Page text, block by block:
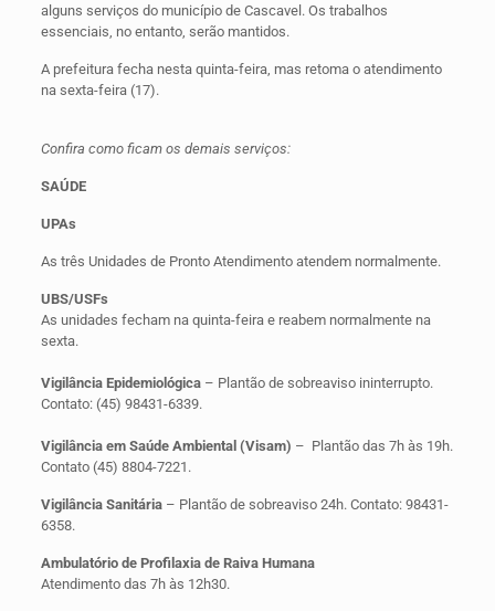
alguns serviços do município de Cascavel. Os trabalhos
essenciais, no entanto, serão mantidos.
A prefeitura fecha nesta quinta-feira, mas retoma o atendimento
na sexta-feira (17).
Confira como ficam os demais serviços:
SAÚDE
UPAs
As três Unidades de Pronto Atendimento atendem normalmente.
UBS/USFs
As unidades fecham na quinta-feira e reabem normalmente na
sexta.
Vigilância Epidemiológica– Plantão de sobreaviso ininterrupto.
Contato: (45) 98431-6339.
Vigilância em Saúde Ambiental (Visam) – Plantão das 7h às 19h.
Contato (45) 8804-7221.
Vigilância Sanitária– Plantão de sobreaviso 24h. Contato: 98431-
6358.
Ambulatório de Profilaxia de Raiva Humana
Atendimento das 7h às 12h30.